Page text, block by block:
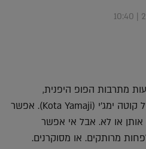
מתרבות הפופ היפנית,
מתגנבים לא פעם ליצירותיו של קוטה ימג'י (Kota Yamaji). אפשר
או לא. אבל אי אפשר
מרותקים. או מסוקרנים.